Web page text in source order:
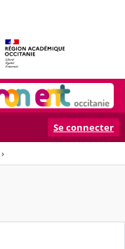
Se connecter
›